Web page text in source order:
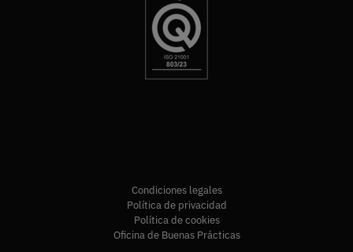
Condiciones legales
Política de privacidad
Política de cookies
Oficina de Buenas Prácticas